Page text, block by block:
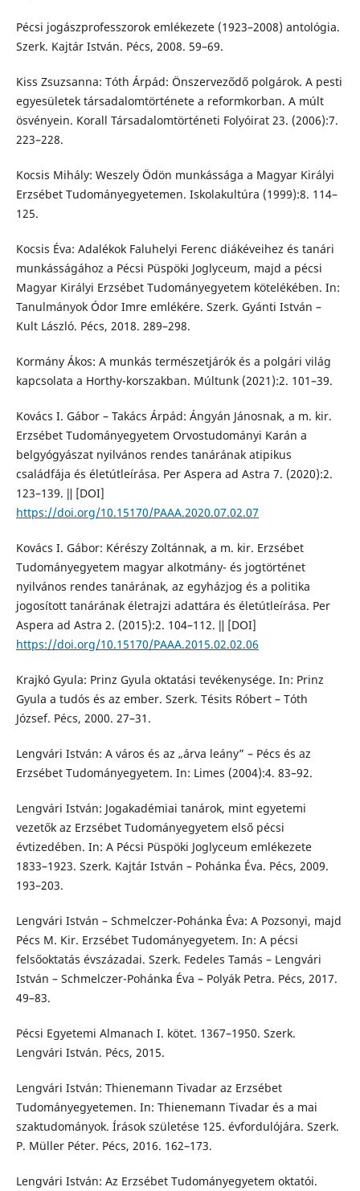
Pécsi jogászprofesszorok emlékezete (1923–2008) antológia.
Szerk. Kajtár István. Pécs, 2008. 59–69.
Kiss Zsuzsanna: Tóth Árpád: Önszerveződő polgárok. A pesti
egyesületek társadalomtörténete a reformkorban. A múlt
ösvényein. Korall Társadalomtörténeti Folyóirat 23. (2006):7.
223–228.
Kocsis Mihály: Weszely Ödön munkássága a Magyar Királyi
Erzsébet Tudományegyetemen. Iskolakultúra (1999):8. 114–
125.
Kocsis Éva: Adalékok Faluhelyi Ferenc diákéveihez és tanári
munkásságához a Pécsi Püspöki Joglyceum, majd a pécsi
Magyar Királyi Erzsébet Tudományegyetem kötelékében. In:
Tanulmányok Ódor Imre emlékére. Szerk. Gyánti István –
Kult László. Pécs, 2018. 289–298.
Kormány Ákos: A munkás természetjárók és a polgári világ
kapcsolata a Horthy-korszakban. Múltunk (2021):2. 101–39.
Kovács I. Gábor – Takács Árpád: Ángyán Jánosnak, a m. kir.
Erzsébet Tudományegyetem Orvostudományi Karán a
belgyógyászat nyilvános rendes tanárának atipikus
családfája és életútleírása. Per Aspera ad Astra 7. (2020):2.
123–139. ǁ [DOI]
https://doi.org/10.15170/PAAA.2020.07.02.07
Kovács I. Gábor: Kérészy Zoltánnak, a m. kir. Erzsébet
Tudományegyetem magyar alkotmány- és jogtörténet
nyilvános rendes tanárának, az egyházjog és a politika
jogosított tanárának életrajzi adattára és életútleírása. Per
Aspera ad Astra 2. (2015):2. 104–112. ǁ [DOI]
https://doi.org/10.15170/PAAA.2015.02.02.06
Krajkó Gyula: Prinz Gyula oktatási tevékenysége. In: Prinz
Gyula a tudós és az ember. Szerk. Tésits Róbert – Tóth
József. Pécs, 2000. 27–31.
Lengvári István: A város és az „árva leány” – Pécs és az
Erzsébet Tudományegyetem. In: Limes (2004):4. 83–92.
Lengvári István: Jogakadémiai tanárok, mint egyetemi
vezetők az Erzsébet Tudományegyetem első pécsi
évtizedében. In: A Pécsi Püspöki Joglyceum emlékezete
1833–1923. Szerk. Kajtár István – Pohánka Éva. Pécs, 2009.
193–203.
Lengvári István – Schmelczer-Pohánka Éva: A Pozsonyi, majd
Pécs M. Kir. Erzsébet Tudományegyetem. In: A pécsi
felsőoktatás évszázadai. Szerk. Fedeles Tamás – Lengvári
István – Schmelczer-Pohánka Éva – Polyák Petra. Pécs, 2017.
49–83.
Pécsi Egyetemi Almanach I. kötet. 1367–1950. Szerk.
Lengvári István. Pécs, 2015.
Lengvári István: Thienemann Tivadar az Erzsébet
Tudományegyetemen. In: Thienemann Tivadar és a mai
szaktudományok. Írások születése 125. évfordulójára. Szerk.
P. Müller Péter. Pécs, 2016. 162–173.
Lengvári István: Az Erzsébet Tudományegyetem oktatói.